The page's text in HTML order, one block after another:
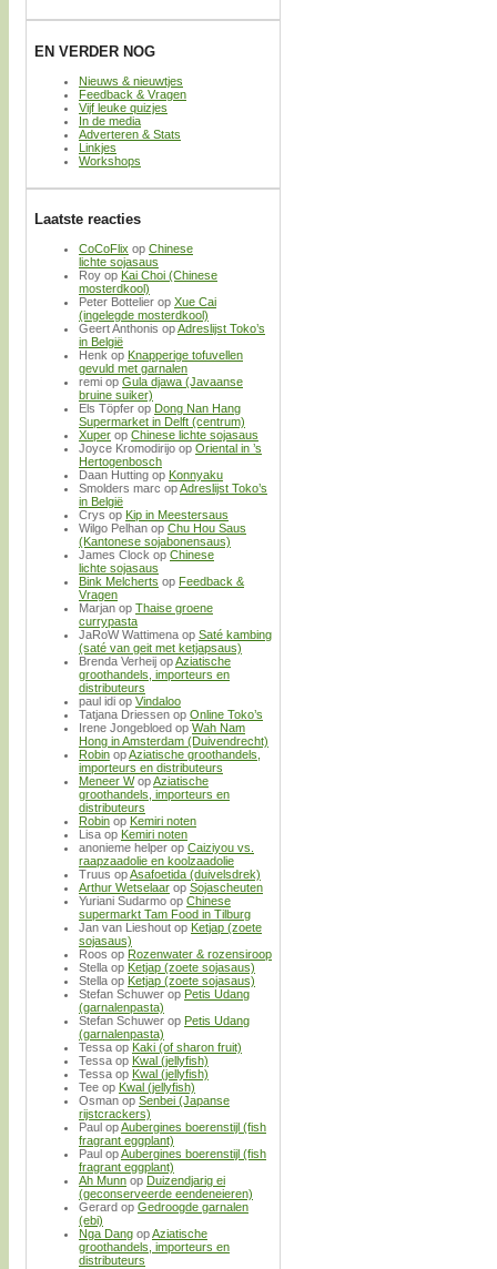
EN VERDER NOG
Nieuws & nieuwtjes
Feedback & Vragen
Vijf leuke quizjes
In de media
Adverteren & Stats
Linkjes
Workshops
Laatste reacties
CoCoFlix op Chinese
lichte sojasaus
Roy op Kai Choi (Chinese
mosterdkool)
Peter Bottelier op Xue Cai
(ingelegde mosterdkool)
Geert Anthonis opAdreslijst Toko’s
in België
Henk op Knapperige tofuvellen
gevuld met garnalen
remi op Gula djawa (Javaanse
bruine suiker)
Els Töpfer op Dong Nan Hang
Supermarket in Delft (centrum)
Xuper op Chinese lichte sojasaus
Joyce Kromodirijo op Oriental in ’s
Hertogenbosch
Daan Hutting op Konnyaku
Smolders marc opAdreslijst Toko’s
in België
Crys op Kip in Meestersaus
Wilgo Pelhan op Chu Hou Saus
(Kantonese sojabonensaus)
James Clock op Chinese
lichte sojasaus
Bink Melcherts op Feedback &
Vragen
Marjan op Thaise groene
currypasta
JaRoW Wattimena op Saté kambing
(saté van geit met ketjapsaus)
Brenda Verheij opAziatische
groothandels, importeurs en
distributeurs
paul idi op Vindaloo
Tatjana Driessen op Online Toko’s
Irene Jongebloed op Wah Nam
Hong in Amsterdam (Duivendrecht)
Robin opAziatische groothandels,
importeurs en distributeurs
Meneer WopAziatische
groothandels, importeurs en
distributeurs
Robin op Kemiri noten
Lisa op Kemiri noten
anonieme helper op Caiziyou vs.
raapzaadolie en koolzaadolie
Truus opAsafoetida (duivelsdrek)
Arthur Wetselaar op Sojascheuten
Yuriani Sudarmo op Chinese
supermarkt Tam Food in Tilburg
Jan van Lieshout op Ketjap (zoete
sojasaus)
Roos op Rozenwater & rozensiroop
Stella op Ketjap (zoete sojasaus)
Stella op Ketjap (zoete sojasaus)
Stefan Schuwer op Petis Udang
(garnalenpasta)
Stefan Schuwer op Petis Udang
(garnalenpasta)
Tessa op Kaki (of sharon fruit)
Tessa op Kwal (jellyfish)
Tessa op Kwal (jellyfish)
Tee op Kwal (jellyfish)
Osman op Senbei (Japanse
rijstcrackers)
Paul opAubergines boerenstijl (fish
fragrant eggplant)
Paul opAubergines boerenstijl (fish
fragrant eggplant)
Ah Munn op Duizendjarig ei
(geconserveerde eendeneieren)
Gerard op Gedroogde garnalen
(ebi)
Nga Dang opAziatische
groothandels, importeurs en
distributeurs